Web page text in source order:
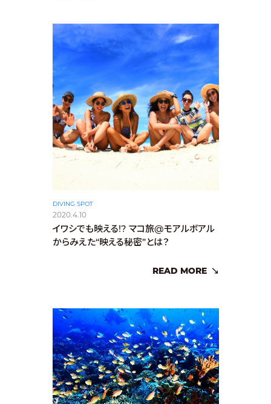
DIVING SPOT
2020.4.10
イワシでも映える!? マコ旅@モアルボアル
からみえた“映える秘密”とは？
READ MORE